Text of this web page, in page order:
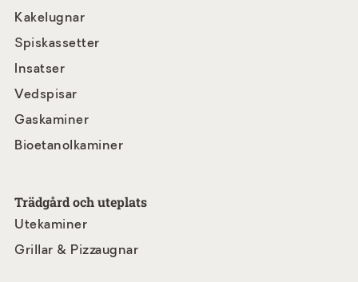
Kakelugnar
Spiskassetter
Insatser
Vedspisar
Gaskaminer
Bioetanolkaminer
Trädgård och uteplats
Utekaminer
Grillar & Pizzaugnar